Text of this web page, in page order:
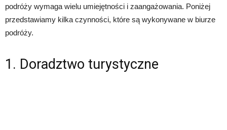
podróży wymaga wielu umiejętności i zaangażowania. Poniżej
przedstawiamy kilka czynności, które są wykonywane w biurze
podróży.
1. Doradztwo turystyczne